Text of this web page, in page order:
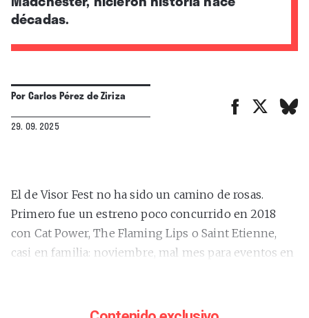
décadas.
PorCarlos Pérez de Ziriza
29. 09. 2025
El de Visor Fest no ha sido un camino de rosas.
Primero fue un estreno poco concurrido en 2018
con Cat Power, The Flaming Lips o Saint Etienne,
casi en familia: noviembre, mal mes para eventos en
septiembre haría que remontase. Un año después,